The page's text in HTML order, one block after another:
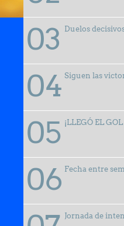
Duelos
Siguen las
¡LLEGÓ EL
Fecha entre
Jornada de